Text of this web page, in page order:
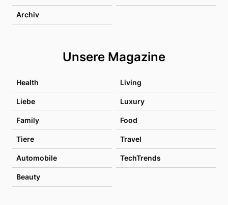
Archiv
Unsere Magazine
Health Living
Liebe Luxury
Family Food
Tiere Travel
Automobile TechTrends
Beauty